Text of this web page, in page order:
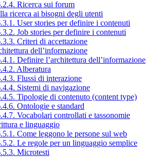
Ricerca sui forum
ricerca ai bisogni degli utenti
User stories per definire i contenuti
Job stories per definire i contenuti
Criteri di accettazione
dell’informazione
Definire l’architettura dell’informazione
Alberatura
Flussi di interazione
Sistemi di navigazione
Tipologie di contenuto (content type)
Ontologie e standard
Vocabolari controllati e tassonomie
e linguaggio
Come leggono le persone sul web
Le regole per un linguaggio semplice
Microtesti